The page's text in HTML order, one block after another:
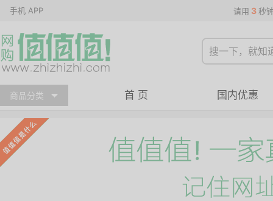
手机 APP 请用 3 秒
商品分类 首 页 国内优惠